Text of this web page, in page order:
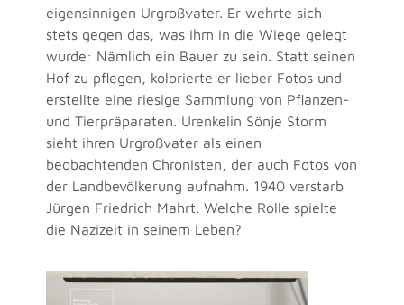
eigensinnigen Urgroßvater. Er wehrte sich
stets gegen das, was ihm in die Wiege gelegt
wurde: Nämlich ein Bauer zu sein. Statt seinen
Hof zu pflegen, kolorierte er lieber Fotos und
erstellte eine riesige Sammlung von Pflanzen-
und Tierpräparaten. Urenkelin Sönje Storm
sieht ihren Urgroßvater als einen
beobachtenden Chronisten, der auch Fotos von
der Landbevölkerung aufnahm. 1940 verstarb
Jürgen Friedrich Mahrt. Welche Rolle spielte
die Nazizeit in seinem Leben?